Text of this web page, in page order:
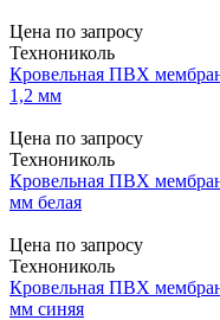
Цена по запросу
Технониколь
Кровельная ПВХ
1,2 мм
Цена по запросу
Технониколь
Кровельная ПВХ
мм белая
Цена по запросу
Технониколь
Кровельная ПВХ
мм синяя